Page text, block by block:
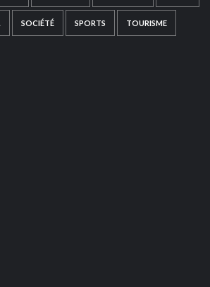
SOCIÉTÉ SPORTS TOURISME